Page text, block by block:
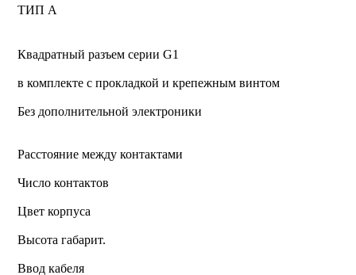
ТИП А
Квадратный разъем серии G1
в комплекте с прокладкой и крепежным винтом
Без дополнительной электроники
Расстояние между контактами
Число контактов
Цвет корпуса
Высота габарит.
Ввод кабеля